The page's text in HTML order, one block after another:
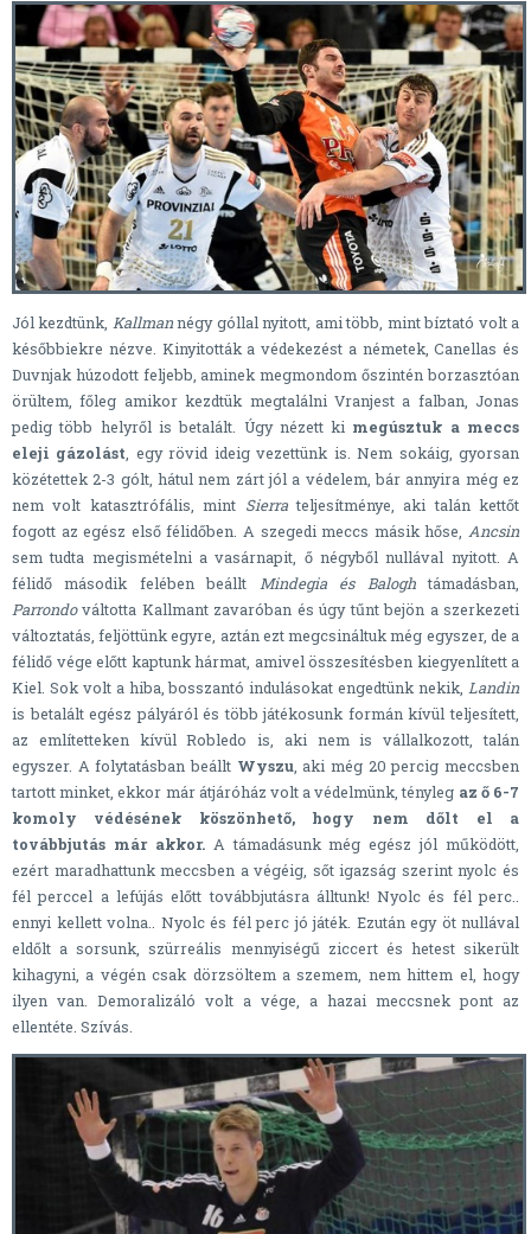
Jól kezdtünk, Kallmannégy góllal nyitott, ami több, mint bíztató volt a
későbbiekre nézve. Kinyitották a védekezést a németek, Canellas és
Duvnjak húzodott feljebb, aminek megmondom őszintén borzasztóan
örültem, főleg amikor kezdtük megtalálni Vranjest a falban, Jonas
pedig több helyről is betalált. Úgy nézett ki megúsztuk a meccs
eleji gázolást , egy rövid ideig vezettünk is. Nem sokáig, gyorsan
közétettek 2-3 gólt, hátul nem zárt jól a védelem, bár annyira még ez
nem volt katasztrófális, mint Sierrateljesítménye, aki talán kettőt
fogott az egész első félidőben. A szegedi meccs másik hőse, Ancsin
sem tudta megismételni a vasárnapit, ő négyből nullával nyitott. A
félidő második felében beállt
Mindegia és Baloghtámadásban,
Parrondováltotta Kallmant zavaróban és úgy tűnt bejön a szerkezeti
változtatás, feljöttünk egyre, aztán ezt megcsináltuk még egyszer, de a
félidő vége előtt kaptunk hármat, amivel összesítésben kiegyenlített a
Kiel. Sok volt a hiba, bosszantó indulásokat engedtünk nekik, Landin
is betalált egész pályáról és több játékosunk formán kívül teljesített,
az említetteken kívül Robledo is, aki nem is vállalkozott, talán
egyszer. A folytatásban beállt Wyszu, aki még 20 percig meccsben
tartott minket, ekkor már átjáróház volt a védelmünk, tényleg az ő 6-7
komoly védésének köszönhető, hogy nem dőlt el a
továbbjutás már akkor. A támadásunk még egész jól működött,
ezért maradhattunk meccsben a végéig, sőt igazság szerint nyolc és
fél perccel a lefújás előtt továbbjutásra álltunk! Nyolc és fél perc..
ennyi kellett volna.. Nyolc és fél perc jó játék. Ezután egy öt nullával
eldőlt a sorsunk, szürreális mennyiségű ziccert és hetest sikerült
kihagyni, a végén csak dörzsöltem a szemem, nem hittem el, hogy
ilyen van. Demoralizáló volt a vége, a hazai meccsnek pont az
ellentéte. Szívás.